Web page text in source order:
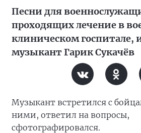
Песни для
проходящих лечение в
клиническом госпитале,
музыкант Гарик Сукачёв
Музыкант встретился с
ними, ответил на вопросы,
сфотографировался.